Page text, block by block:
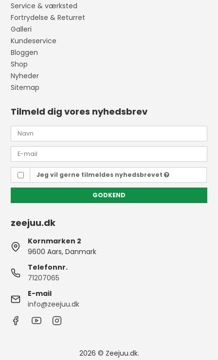
Service & værksted
Fortrydelse & Returret
Galleri
Kundeservice
Bloggen
Shop
Nyheder
Sitemap
Tilmeld dig vores nyhedsbrev
Jeg vil gerne tilmeldes nyhedsbrevet
GODKEND
zeejuu.dk
Kornmarken 2
9600 Aars, Danmark
Telefonnr.
71207065
E-mail
info@zeejuu.dk
2026 © Zeejuu.dk.